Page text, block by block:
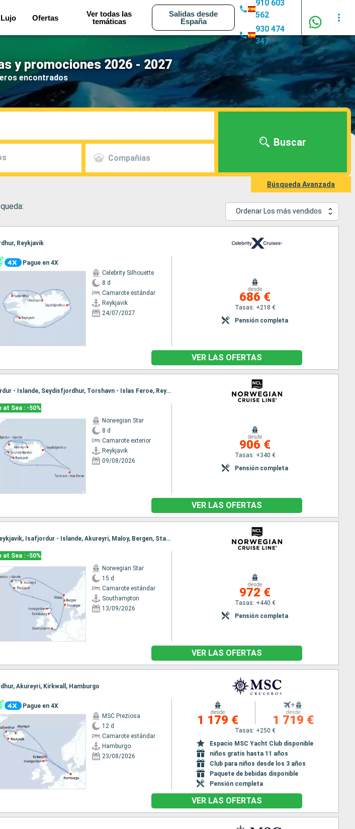
Lujo Ofertas
Ver todas las
temáticas
Salidas desde
España
910 603
562
930 474
347
y promociones 2026 - 2027
encontrados
Compañías
Buscar
Búsqueda Avanzada
Ordenar Los más vendidos
Reykjavik
Pague en 4X
Celebrity Silhouette
8 d
Camarote estándar
Reykjavik
24/07/2027
desde
686 €
Tasas: +218 €
Pensión completa
VER LAS OFERTAS
Itinerario : Reykjavik, Grundarfjordur, Akureyri, Isafjordur - Islande, Seydisfjordhur, Torshavn - Islas Feroe, Reykjavik
at Sea : -50%
Norwegian Star
8 d
Camarote exterior
Reykjavik
09/08/2026
desde
906 €
Tasas: +340 €
Pensión completa
VER LAS OFERTAS
Itinerario : Southampton, Edimbourg, Invergordon, Reykjavik, Isafjordur - Islande, Akureyri, Maloy, Bergen, Stavanger, Southampton
at Sea : -50%
Norwegian Star
15 d
Camarote estándar
Southampton
13/09/2026
desde
972 €
Tasas: +440 €
Pensión completa
VER LAS OFERTAS
Akureyri, Kirkwall, Hamburgo
Pague en 4X
MSC Preziosa
12 d
Camarote estándar
Hamburgo
23/08/2026
desde
1 179 €
+
desde
1 719 €
Tasas: +250 €
Espacio MSC Yacht Club disponible
niños gratis hasta 11 años
Club para niños desde los 3 años
Paquete de bebidas disponible
Pensión completa
VER LAS OFERTAS